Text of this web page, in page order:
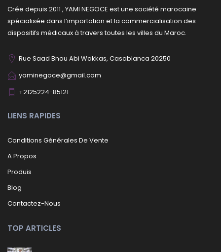
Crée depuis 2011 , YAMI NEGOCE est une société marocaine
spécialisée dans l’importation et la commercialisation des
dispositifs médicaux à travers toutes les villes du Maroc.
Rue Saad Bnou Abi Wakkas, Casablanca 20250
yaminegoce@gmail.com
+2125224-85121
LIENS RAPIDES
Conditions Générales De Vente
A Propos
Produis
Blog
Contactez-Nous
TOP ARTICLES